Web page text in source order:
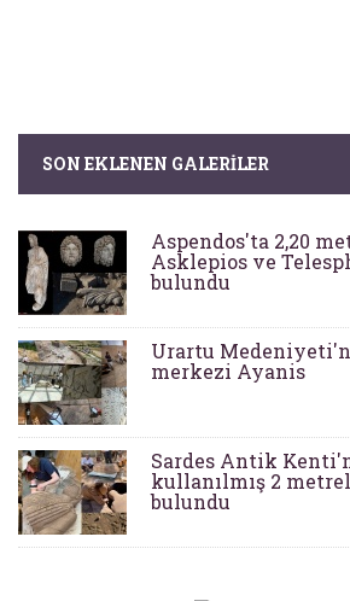
SON EKLENEN GALERILER
Aspendos'ta 2,20
Asklepios ve
bulundu
Urartu
merkezi Ayanis
Sardes Antik
kullanılmış 2
bulundu